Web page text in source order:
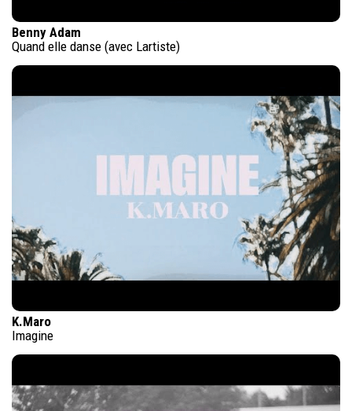
Benny Adam
Quand elle danse (avec Lartiste)
K.Maro
Imagine